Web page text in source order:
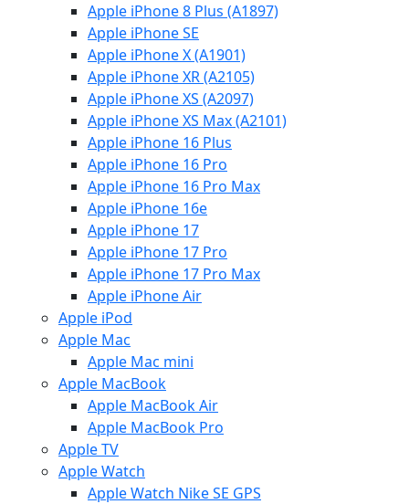
Apple iPhone 8 Plus (A1897)
Apple iPhone SE
Apple iPhone X (A1901)
Apple iPhone XR (A2105)
Apple iPhone XS (A2097)
Apple iPhone XS Max (A2101)
Apple iPhone 16 Plus
Apple iPhone 16 Pro
Apple iPhone 16 Pro Max
Apple iPhone 16e
Apple iPhone 17
Apple iPhone 17 Pro
Apple iPhone 17 Pro Max
Apple iPhone Air
Apple iPod
Apple Mac
Apple Mac mini
Apple MacBook
Apple MacBook Air
Apple MacBook Pro
Apple TV
Apple Watch
Apple Watch Nike SE GPS